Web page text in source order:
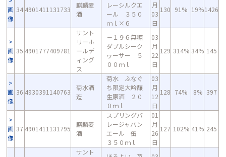
画
像
34 4901411131733
麒麟麦
酒
レーシルクエ
ール ３５０
ｍｌ×６
月
03
日
130 91% 19%1426
画
像
35 4901777409781
サント
リーホ
ールデ
ィング
ス
－１９６無糖
ダブルシーク
ヮーサー ５
００ｍｌ
03
月
22
日
129 314% 34% 145
画
像
36 4930391140763
菊水酒
造
菊水 ふなぐ
ち限定大吟醸
生原酒 ２０
０ｍｌ
03
月
12
日
128 74% 8% 397
画
像
37 4901411131795
麒麟麦
酒
スプリングバ
レージャパン
エール 缶
３５０ｍｌ
01
月
26
日
127 102% 41% 245
サント